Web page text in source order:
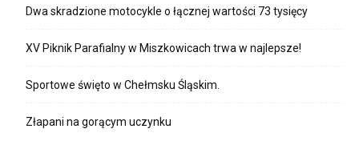
Dwa skradzione motocykle o łącznej wartości 73 tysięcy
XV Piknik Parafialny w Miszkowicach trwa w najlepsze!
Sportowe święto w Chełmsku Śląskim.
Złapani na gorącym uczynku